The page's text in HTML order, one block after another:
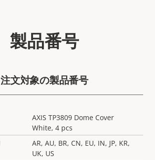
製品番号
注文対象の製品番号
AXIS TP3809 Dome Cover
White, 4 pcs
AR, AU, BR, CN, EU, IN, JP, KR,
UK, US